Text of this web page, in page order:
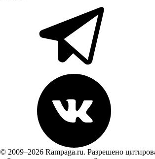
© 2009–2026 Rampaga.ru. Разрешено